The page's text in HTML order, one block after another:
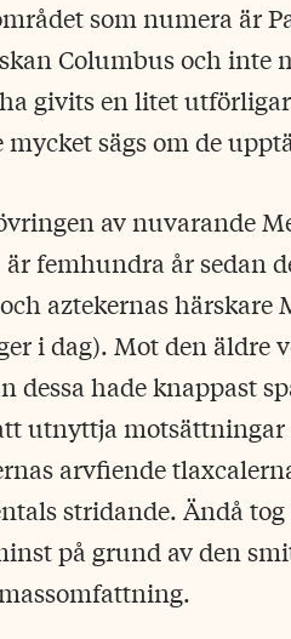
som numera är
Columbus och inte
givits en litet
sägs om de
av nuvarande
femhundra år sedan
aztekernas härskare
i dag). Mot den äldre
hade knappast
utnyttja
arvfiende
stridande. Ändå
på grund av den